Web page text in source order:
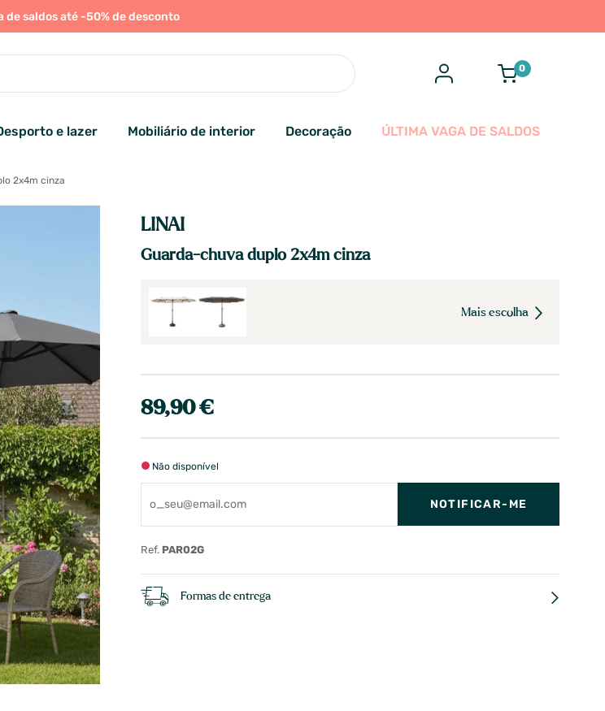
de saldos até -50% de desconto
0
e lazer Mobiliário de interior Decoração ÚLTIMA VAGA DE SALDOS
2x4m cinza
LINAI
Guarda-chuva duplo 2x4m cinza
Mais escolha
89,90 €
Não disponível
NOTIFICAR-ME
Ref. PAR02G
Formas de entrega